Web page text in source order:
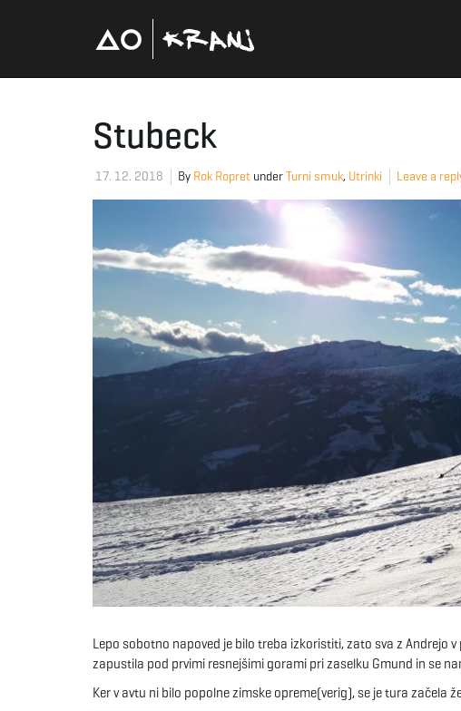
Stubeck
17. 12. 2018 By Rok Ropret underTurni smuk, Utrinki Leave a
Lepo sobotno napoved je bilo treba izkoristiti, zato sva z Andrejo
zapustila pod prvimi resnejšimi gorami pri zaselku Gmund in se
Ker v avtu ni bilo popolne zimske opreme(verig), se je tura začela